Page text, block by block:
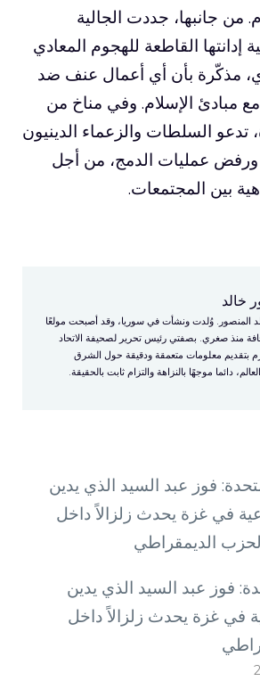
من جانبها، جددت الجالية
إدانتها القاطعة للهجوم المعادي
مذكّرة بأن أي أعمال عنف ضد
مبادئ الإسلام. وفي مناخ من
تدعو السلطات والزعماء الدينيون
عمليات الدمج، من أجل
بين المجتمعات.
خالد
المنصور. وُلدت ونشأت في سوريا، وقد أصبحت مولعًا
منذ صغري. بصفتي رئيس تحرير لصحيفة الاتحاد
بتقديم معلومات متعمقة ودقيقة حول الشرق
دائما موجهًا بالنزاهة والتزام ثابت بالحقيقة.
فوز عبد السيد الذي يدين
في غزة يحدث زلزالاً داخل